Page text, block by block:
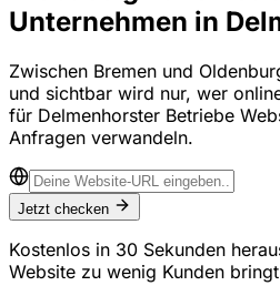
Unternehmen in
Zwischen Bremen und
und sichtbar wird nur, wer
für Delmenhorster Betriebe
Anfragen verwandeln.
Jetzt checken
Kostenlos in 30 Sekunden
Website zu wenig Kunden